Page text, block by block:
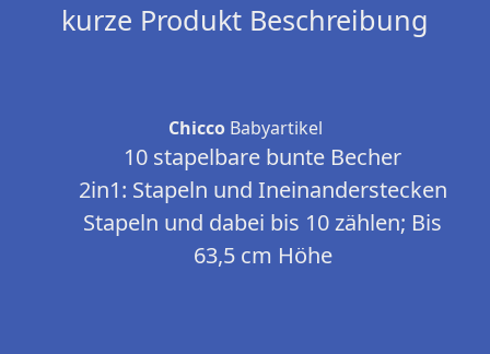
kurze Produkt Beschreibung
ChiccoBabyartikel
10 stapelbare bunte Becher
2in1: Stapeln und Ineinanderstecken
Stapeln und dabei bis 10 zählen; Bis
63,5 cm Höhe